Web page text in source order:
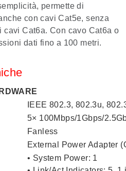
permette di
con cavi Cat5e, senza
cavi Cat6a. Con cavo Cat6a o
dati fino a 100 metri.
IEEE 802.3, 802.3u,
5× 100Mbps/1Gbps/
Fanless
External Power Adapter
• System Power: 1